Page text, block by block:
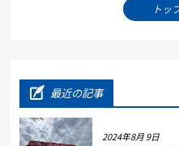
トッ
最近の記事
2024年8月 9日